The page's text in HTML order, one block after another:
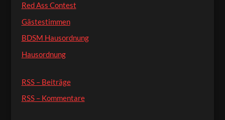
Red Ass Contest
Gästestimmen
BDSM Hausordnung
Hausordnung
RSS – Beiträge
RSS – Kommentare